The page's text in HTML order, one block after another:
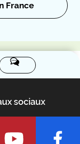
France
sociaux